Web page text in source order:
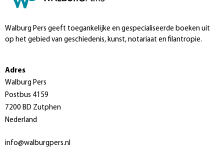
Walburg Pers geeft toegankelijke en gespecialiseerde boeken uit
op het gebied van geschiedenis, kunst, notariaat en filantropie.
Adres
Walburg Pers
Postbus 4159
7200 BD Zutphen
Nederland
info@walburgpers.nl